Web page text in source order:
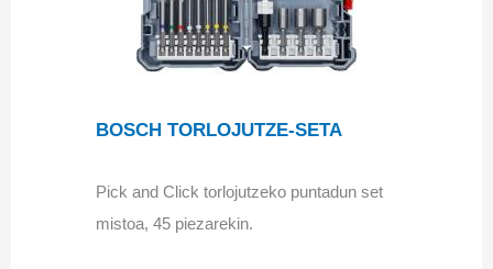
BOSCH TORLOJUTZE-SETA
Pick and Click torlojutzeko puntadun set
mistoa, 45 piezarekin.